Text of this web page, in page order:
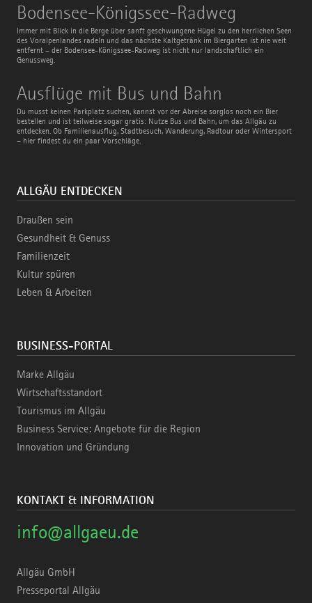
Bodensee-Königssee-Radweg
Immer mit Blick in die Berge über sanft geschwungene Hügel zu den herrlichen Seen
des Voralpenlandes radeln und das nächste Kaltgetränk im Biergarten ist nie weit
entfernt – der Bodensee-Königssee-Radweg ist nicht nur landschaftlich ein
Genussweg.
Bodensee-
Königssee-
Radweg
Ausflüge mit Bus und Bahn
Du musst keinen Parkplatz suchen, kannst vor der Abreise sorglos noch ein Bier
bestellen und ist teilweise sogar gratis: Nutze Bus und Bahn, um das Allgäu zu
entdecken. Ob Familienausflug, Stadtbesuch, Wanderung, Radtour oder Wintersport
– hier findest du ein paar Vorschläge.
Ausflüge
mit
Bus
und
Bahn
ALLGÄU ENTDECKEN
Draußen sein
Gesundheit & Genuss
Familienzeit
Kultur spüren
Leben & Arbeiten
BUSINESS-PORTAL
Marke Allgäu
Wirtschaftsstandort
Tourismus im Allgäu
Business Service: Angebote für die Region
Innovation und Gründung
KONTAKT & INFORMATION
info@allgaeu.de
Allgäu GmbH
Presseportal Allgäu